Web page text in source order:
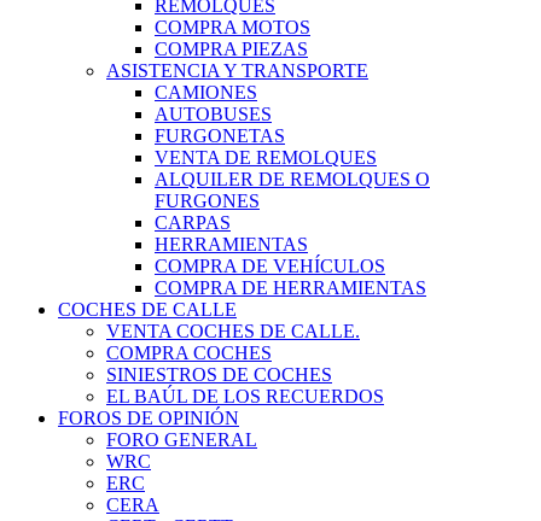
REMOLQUES
COMPRA MOTOS
COMPRA PIEZAS
ASISTENCIA Y TRANSPORTE
CAMIONES
AUTOBUSES
FURGONETAS
VENTA DE REMOLQUES
ALQUILER DE REMOLQUES O
FURGONES
CARPAS
HERRAMIENTAS
COMPRA DE VEHÍCULOS
COMPRA DE HERRAMIENTAS
COCHES DE CALLE
VENTA COCHES DE CALLE.
COMPRA COCHES
SINIESTROS DE COCHES
EL BAÚL DE LOS RECUERDOS
FOROS DE OPINIÓN
FORO GENERAL
WRC
ERC
CERA